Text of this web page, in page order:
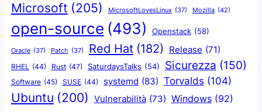
Microsoft (205) MicrosoftLovesLinux (37) Mozilla (42)
open-source (493) Openstack (58)
Oracle (37) Patch (37) Red Hat (182) Release (71)
RHEL (44) Rust (47) SaturdaysTalks (54) Sicurezza (150)
Software (45) SUSE (44) systemd (83) Torvalds (104)
Ubuntu (200) Vulnerabilità (73) Windows (92)